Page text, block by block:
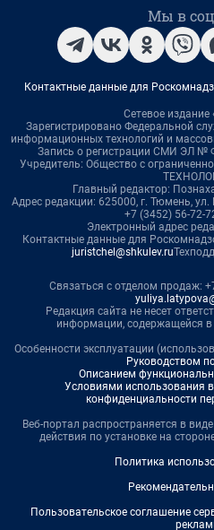
Мы в
Контактные данные для
Сетевое издание
Зарегистрировано Федеральной
информационных технологий и
Запись о регистрации СМИ ЭЛ №
Учредитель: Общество с
Главный редактор:
Адрес редакции: 625000, г. Тюмень,
+7 (3452) 56-72-
Электронный адрес
Контактные данные для
juristchel@shkulev.ru
Связаться с отделом продаж:
Редакция сайта не несет
информации, содержащейся
Особенности эксплуатации
Руководством
Описанием
Условиями использования
конфиденциальности
Веб-портал распространяется в
действия по установке на
Политика
Пользовательское соглашение